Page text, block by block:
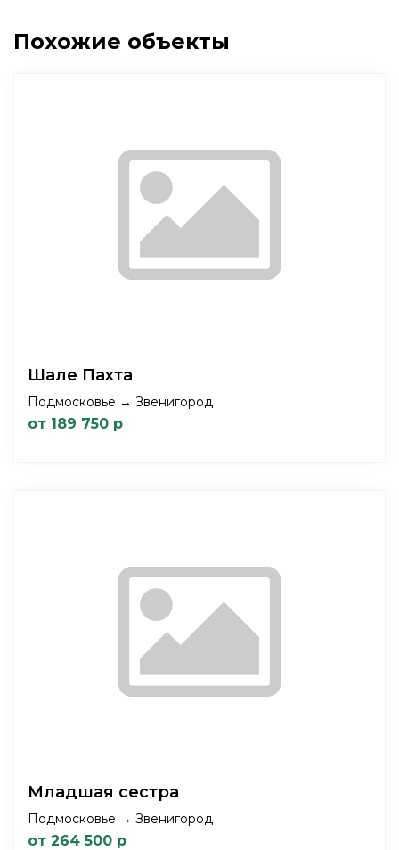
Похожие объекты
Шале Пахта
Подмосковье → Звенигород
от 189 750 р
Младшая сестра
Подмосковье → Звенигород
от 264 500 р